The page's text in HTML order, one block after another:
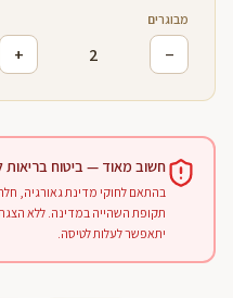
מבוגרים
−
2
+
חשוב מאוד — ביטוח בריאות
בהתאם לחוקי מדינת גאורגיה,
תקופת השהייה במדינה. ללא
יתאפשר לעלות לטיסה.